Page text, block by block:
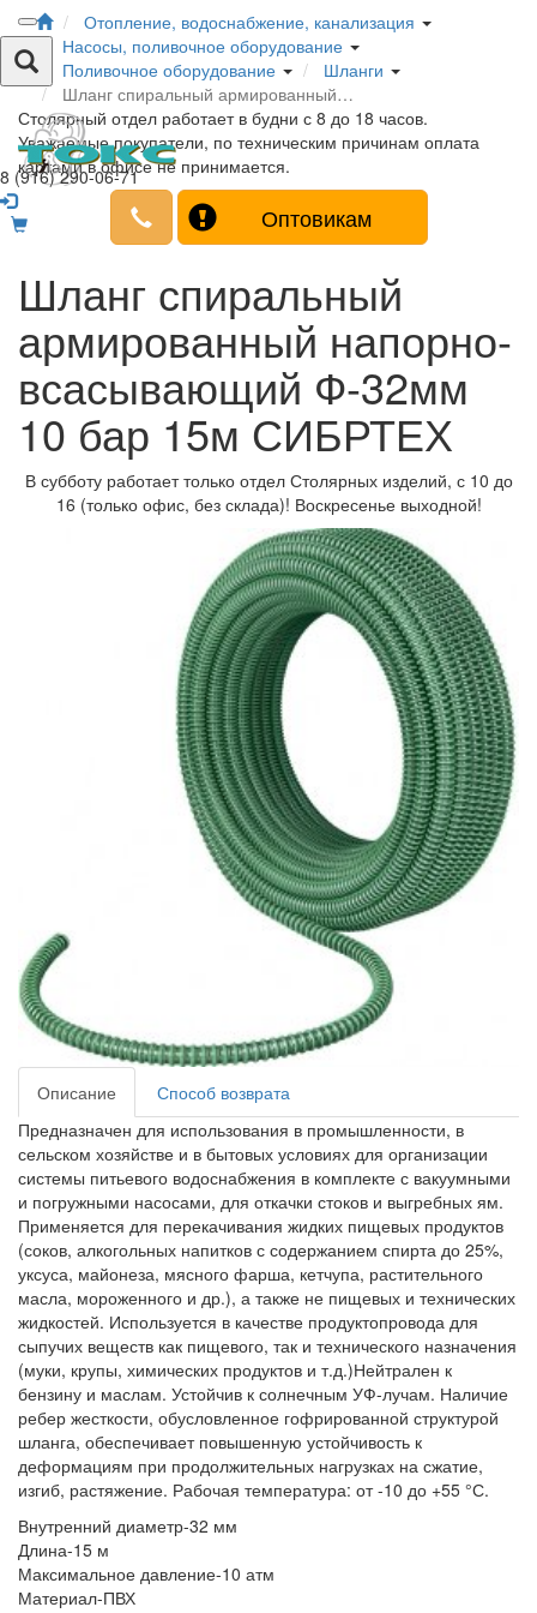
8 (916) 290-06-71
Отопление, водоснабжение, канализация
Насосы, поливочное оборудование
Поливочное оборудование
Шланги
Шланг спиральный армированный…
Столярный отдел работает в будни с 8 до 18 часов.
Уважаемые покупатели, по техническим причинам оплата
картами в офисе не принимается.
Оптовикам
Шланг спиральный
армированный напорно-
всасывающий Ф-32мм
10 бар 15м СИБРТЕХ
В субботу работает только отдел Столярных изделий, с 10 до
16 (только офис, без склада)! Воскресенье выходной!
Описание
Способ возврата
Предназначен для использования в промышленности, в
сельском хозяйстве и в бытовых условиях для организации
системы питьевого водоснабжения в комплекте с вакуумными
и погружными насосами, для откачки стоков и выгребных ям.
Применяется для перекачивания жидких пищевых продуктов
(соков, алкогольных напитков с содержанием спирта до 25%,
уксуса, майонеза, мясного фарша, кетчупа, растительного
масла, мороженного и др.), а также не пищевых и технических
жидкостей. Используется в качестве продуктопровода для
сыпучих веществ как пищевого, так и технического назначения
(муки, крупы, химических продуктов и т.д.)Нейтрален к
бензину и маслам. Устойчив к солнечным УФ-лучам. Наличие
ребер жесткости, обусловленное гофрированной структурой
шланга, обеспечивает повышенную устойчивость к
деформациям при продолжительных нагрузках на сжатие,
изгиб, растяжение. Рабочая температура: от -10 до +55 °С.
Внутренний диаметр-32 мм
Длина-15 м
Максимальное давление-10 атм
Материал-ПВХ